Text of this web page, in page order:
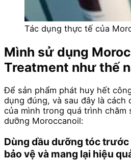
Tác dụng thực tế của
Mình sử dụng
Treatment như thế
Để sản phẩm phát huy hết
dụng đúng, và sau đây là cách
của mình trong quá trình chăm
dưỡng Moroccanoil:
Dùng dầu dưỡng tóc trước
bảo vệ và mang lại hiệu